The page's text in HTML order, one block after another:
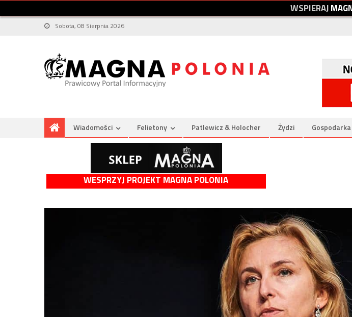
WSPIERAJMAG
Sobota, 08 Sierpnia 2026
Wiadomości Felietony Patlewicz & Holocher Żydzi Gospodarka
WESPRZYJ PROJEKT MAGNA POLONIA